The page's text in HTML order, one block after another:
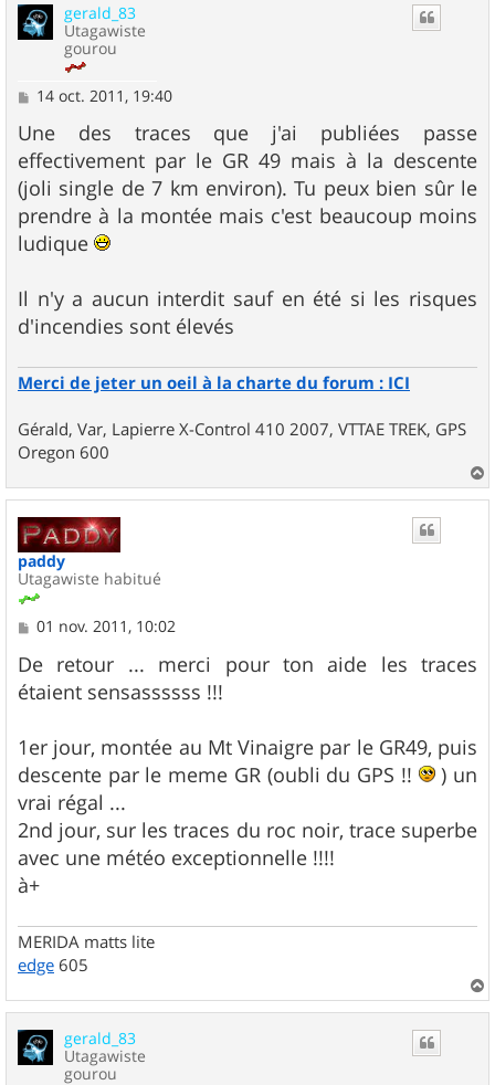
gerald_83
Utagawiste
gourou
M
s
s
a
g
e
14 oct. 2011, 19:40
Une des traces que j'ai publiées passe
effectivement par le GR 49 mais à la descente
(joli single de 7 km environ). Tu peux bien sûr le
prendre à la montée mais c'est beaucoup moins
ludique
Il n'y a aucun interdit sauf en été si les risques
d'incendies sont élevés
Merci de jeter un oeil à la charte du forum : ICI
Gérald, Var, Lapierre X-Control 410 2007, VTTAE TREK, GPS
Oregon 600
a
paddy
Utagawiste habitué
M
s
s
a
01 nov. 2011, 10:02
De retour ... merci pour ton aide les traces
étaient sensassssss !!!
1er jour, montée au Mt Vinaigre par le GR49, puis
descente par le meme GR (oubli du GPS !!
) un
vrai régal ...
2nd jour, sur les traces du roc noir, trace superbe
avec une météo exceptionnelle !!!!
à+
MERIDA matts lite
edge 605
a
gerald_83
Utagawiste
gourou